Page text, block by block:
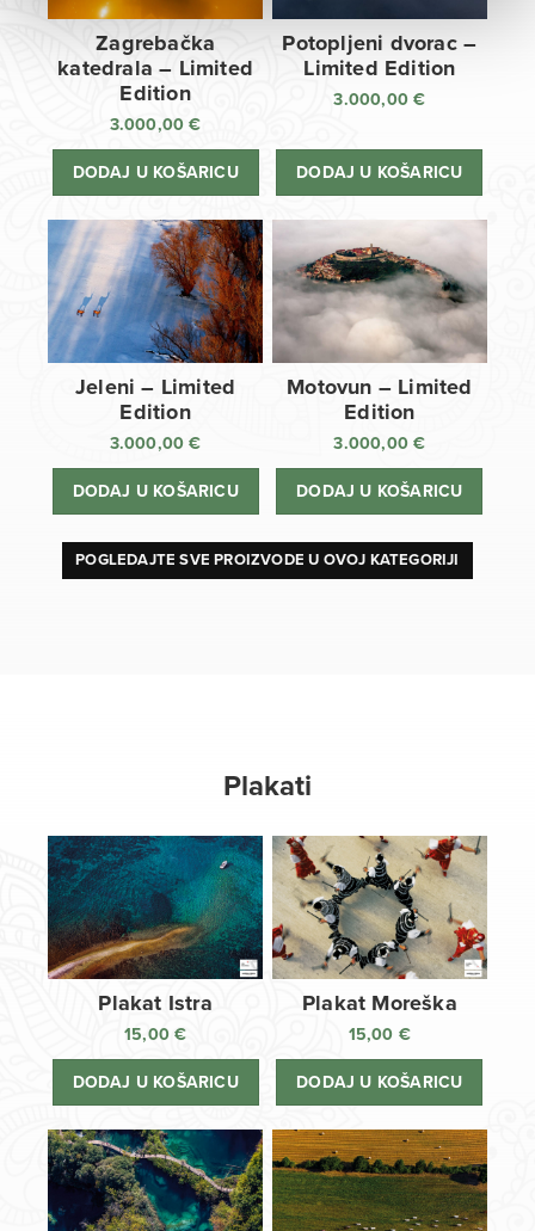
Zagrebačka
katedrala – Limited
Edition
3.000,00€
DODAJ U KOŠARICU
Potopljeni dvorac –
Limited Edition
3.000,00€
DODAJ U KOŠARICU
Jeleni – Limited
Edition
3.000,00€
DODAJ U KOŠARICU
Motovun – Limited
Edition
3.000,00€
DODAJ U KOŠARICU
POGLEDAJTE SVE PROIZVODE U OVOJ KATEGORIJI
Plakati
Plakat Istra
15,00€
DODAJ U KOŠARICU
Plakat Moreška
15,00 €
DODAJ U KOŠARICU